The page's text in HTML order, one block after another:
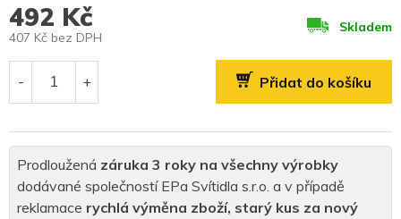
Prodloužená záruka 3 roky na všechny výrobky
dodávané společností EPa Svítidla s.r.o. a v případě
reklamace rychlá výměna zboží, starý kus za nový
492 Kč
407 Kč bez DPH
Skladem
Přidat do košíku